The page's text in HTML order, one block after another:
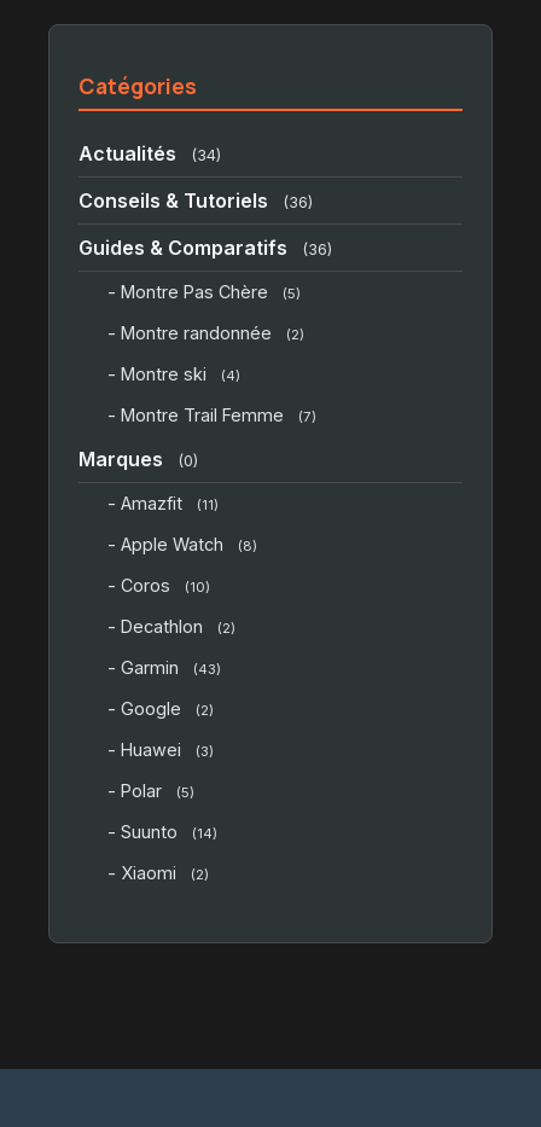
Catégories
Actualités (34)
Conseils & Tutoriels (36)
Guides & Comparatifs (36)
- Montre Pas Chère (5)
- Montre randonnée (2)
- Montre ski (4)
- Montre Trail Femme (7)
Marques (0)
- Amazfit (11)
- Apple Watch (8)
- Coros (10)
- Decathlon (2)
- Garmin (43)
- Google (2)
- Huawei (3)
- Polar (5)
- Suunto (14)
- Xiaomi (2)